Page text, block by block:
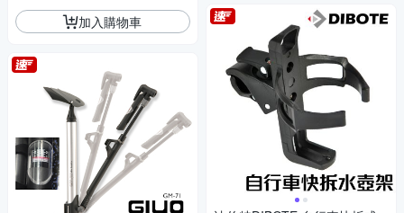
加入購物車